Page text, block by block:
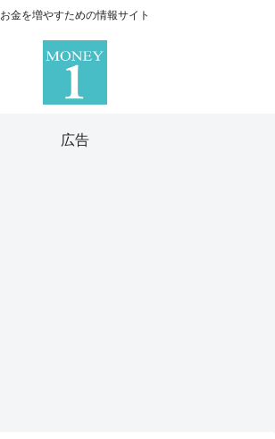
お金を増やすための情報サイト
広告